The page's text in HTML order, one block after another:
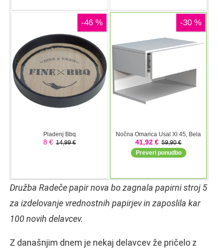
Družba Radeče papir nova bo zagnala papirni stroj 5
za izdelovanje vrednostnih papirjev in zaposlila kar
100 novih delavcev.
Z današnjim dnem je nekaj delavcev že pričelo z